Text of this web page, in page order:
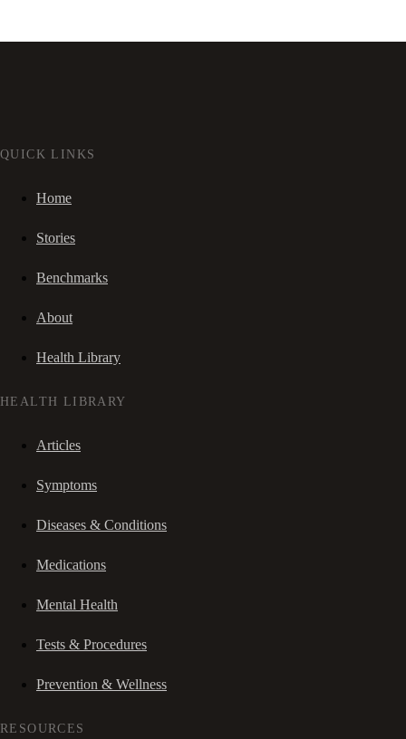
QUICK LINKS
Home
Stories
Benchmarks
About
Health Library
HEALTH LIBRARY
Articles
Symptoms
Diseases & Conditions
Medications
Mental Health
Tests & Procedures
Prevention & Wellness
RESOURCES